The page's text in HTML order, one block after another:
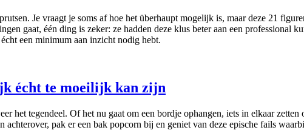
Je vraagt je soms af hoe het überhaupt mogelijk is, maar deze 21
gaat, één ding is zeker: ze hadden deze klus beter aan een professional
een minimum aan inzicht nodig hebt.
écht te moeilijk kan zijn
het tegendeel. Of het nu gaat om een bordje ophangen, iets in elkaar
pak er een bak popcorn bij en geniet van deze epische fails